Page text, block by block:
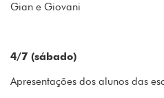
Gian e Giovani
4/7 (sábado)
Apresentações dos alunos das